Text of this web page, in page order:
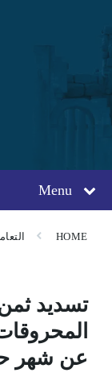
content
main
navigation
footer
Menu
HOME
تسديد
عن شهر